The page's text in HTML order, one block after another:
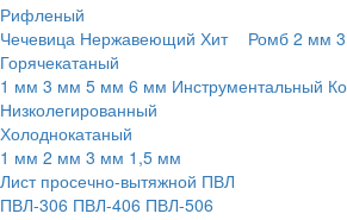
Рифленый
Чечевица Нержавеющий Хит Ромб 2 мм
Горячекатаный
1 мм 3 мм 5 мм 6 мм Инструментальный
Низколегированный
Холоднокатаный
1 мм 2 мм 3 мм 1,5 мм
Лист просечно-вытяжной ПВЛ
ПВЛ-306 ПВЛ-406 ПВЛ-506